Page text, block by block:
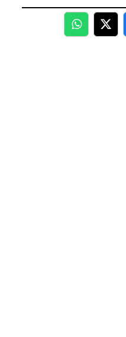
WhatsApp